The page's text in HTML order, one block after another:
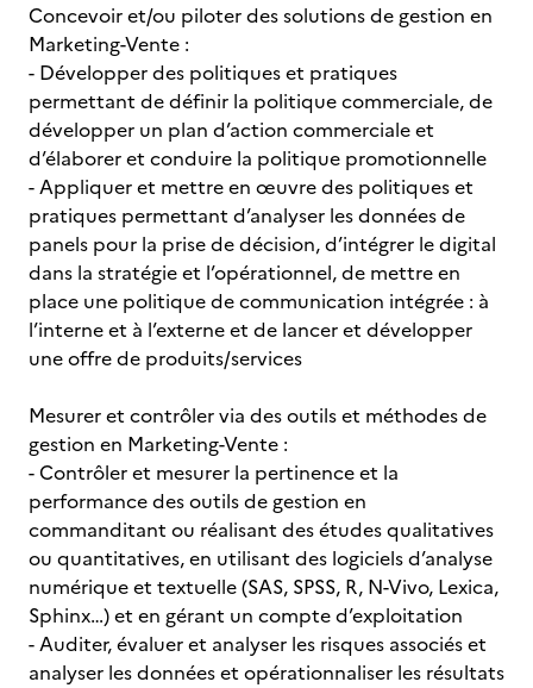
Concevoir et/ou piloter des solutions de gestion en
Marketing-Vente :
- Développer des politiques et pratiques
permettant de définir la politique commerciale, de
développer un plan d’action commerciale et
d’élaborer et conduire la politique promotionnelle
- Appliquer et mettre en œuvre des politiques et
pratiques permettant d’analyser les données de
panels pour la prise de décision, d’intégrer le digital
dans la stratégie et l’opérationnel, de mettre en
place une politique de communication intégrée : à
l’interne et à l’externe et de lancer et développer
une offre de produits/services
Mesurer et contrôler via des outils et méthodes de
gestion en Marketing-Vente :
- Contrôler et mesurer la pertinence et la
performance des outils de gestion en
commanditant ou réalisant des études qualitatives
ou quantitatives, en utilisant des logiciels d’analyse
numérique et textuelle (SAS, SPSS, R, N-Vivo, Lexica,
Sphinx…) et en gérant un compte d’exploitation
- Auditer, évaluer et analyser les risques associés et
analyser les données et opérationnaliser les résultats